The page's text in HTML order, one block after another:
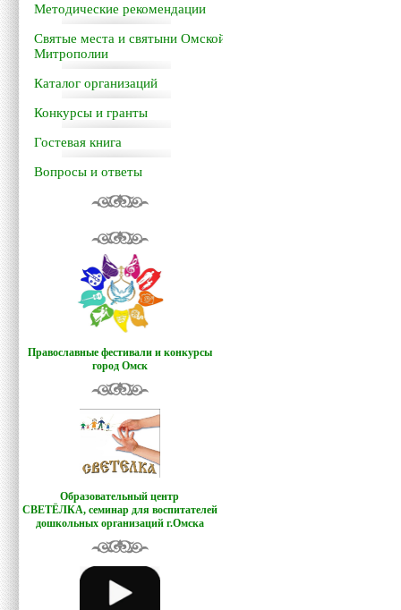
Методические рекомендации
Святые места и святыни Омской
Митрополии
Каталог организаций
Конкурсы и гранты
Гостевая книга
Вопросы и ответы
Православные фестивали и конкурсы
город Омск
Образовательный центр
СВЕТЁЛКА, семинар для воспитателей
дошкольных организаций г.Омска